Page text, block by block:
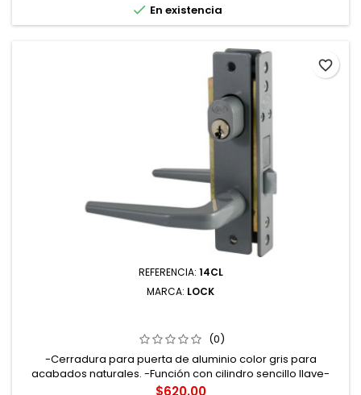
 En existencia
REFERENCIA: 14CL
MARCA: LOCK
(0)
-Cerradura para puerta de aluminio color gris para
acabados naturales. -Función con cilindro sencillo llave-
mariposa. -Estructura interior metálica con tratamiento de
Precio
$620.00
favorite_border